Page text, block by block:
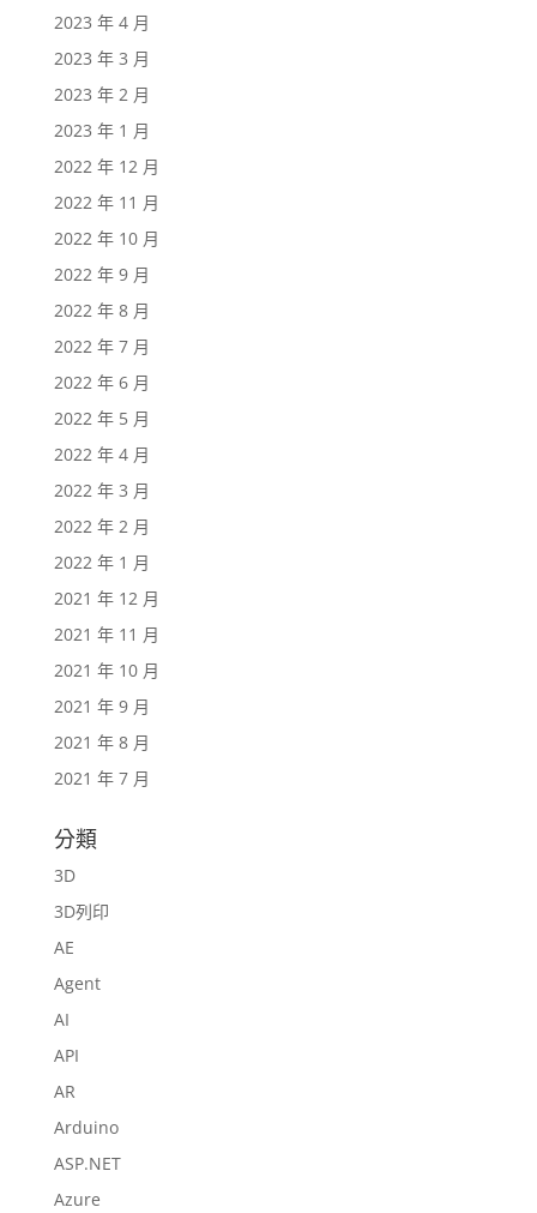
2023 年 4 月
2023 年 3 月
2023 年 2 月
2023 年 1 月
2022 年 12 月
2022 年 11 月
2022 年 10 月
2022 年 9 月
2022 年 8 月
2022 年 7 月
2022 年 6 月
2022 年 5 月
2022 年 4 月
2022 年 3 月
2022 年 2 月
2022 年 1 月
2021 年 12 月
2021 年 11 月
2021 年 10 月
2021 年 9 月
2021 年 8 月
2021 年 7 月
分類
3D
3D列印
AE
Agent
AI
API
AR
Arduino
ASP.NET
Azure